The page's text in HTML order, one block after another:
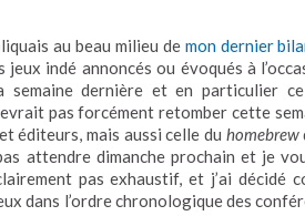
au beau milieu de mon dernier
indé annoncés ou évoqués à
semaine dernière et en particulier
pas forcément retomber cette
éditeurs, mais aussi celle du homebrew
attendre dimanche prochain et je
pas exhaustif, et j’ai décidé
dans l’ordre chronologique des